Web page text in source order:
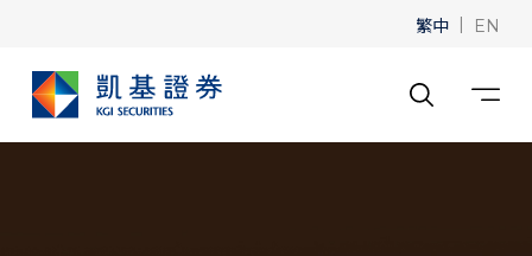
繁中 | EN